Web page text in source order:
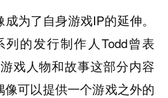
为了自身游戏IP的延伸。
列的发行制作人Todd曾表
戏人物和故事这部分内容
像可以提供一个游戏之外的